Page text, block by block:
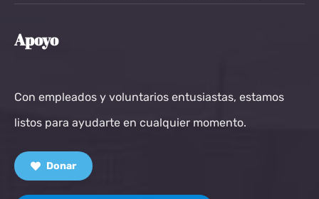
Apoyo
Con empleados y voluntarios entusiastas, estamos
listos para ayudarte en cualquier momento.
Donar